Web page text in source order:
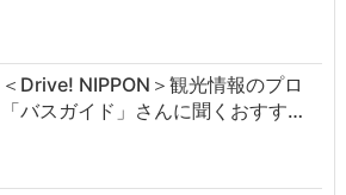
＜Drive! NIPPON＞観光情報のプロ
「バスガイド」さんに聞くおすす…